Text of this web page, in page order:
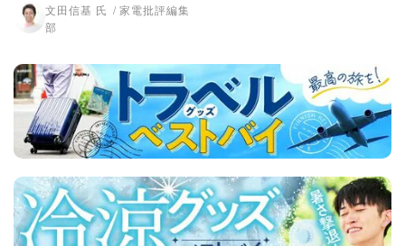
文田信基 氏
家電批評編集
部